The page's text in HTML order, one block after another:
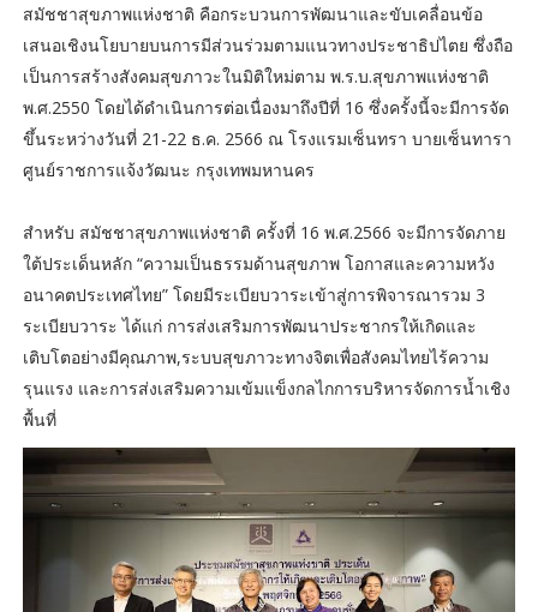
สมัชชาสุขภาพแห่งชาติ คือกระบวนการพัฒนาและขับเคลื่อนข้อ
เสนอเชิงนโยบายบนการมีส่วนร่วมตามแนวทางประชาธิปไตย ซึ่งถือ
เป็นการสร้างสังคมสุขภาวะในมิติใหม่ตาม พ.ร.บ.สุขภาพแห่งชาติ
พ.ศ.2550 โดยได้ดำเนินการต่อเนื่องมาถึงปีที่ 16 ซึ่งครั้งนี้จะมีการจัด
ขึ้นระหว่างวันที่ 21-22 ธ.ค. 2566 ณ โรงแรมเซ็นทรา บายเซ็นทารา
ศูนย์ราชการแจ้งวัฒนะ กรุงเทพมหานคร
สำหรับ สมัชชาสุขภาพแห่งชาติ ครั้งที่ 16 พ.ศ.2566 จะมีการจัดภาย
ใต้ประเด็นหลัก “ความเป็นธรรมด้านสุขภาพ โอกาสและความหวัง
อนาคตประเทศไทย” โดยมีระเบียบวาระเข้าสู่การพิจารณารวม 3
ระเบียบวาระ ได้แก่ การส่งเสริมการพัฒนาประชากรให้เกิดและ
เติบโตอย่างมีคุณภาพ,ระบบสุขภาวะทางจิตเพื่อสังคมไทยไร้ความ
รุนแรง และการส่งเสริมความเข้มแข็งกลไกการบริหารจัดการน้ำเชิง
พื้นที่